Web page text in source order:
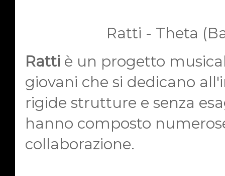
Ratti - Theta
Ratti è un progetto
giovani che si dedicano
rigide strutture e senza
hanno composto
collaborazione.